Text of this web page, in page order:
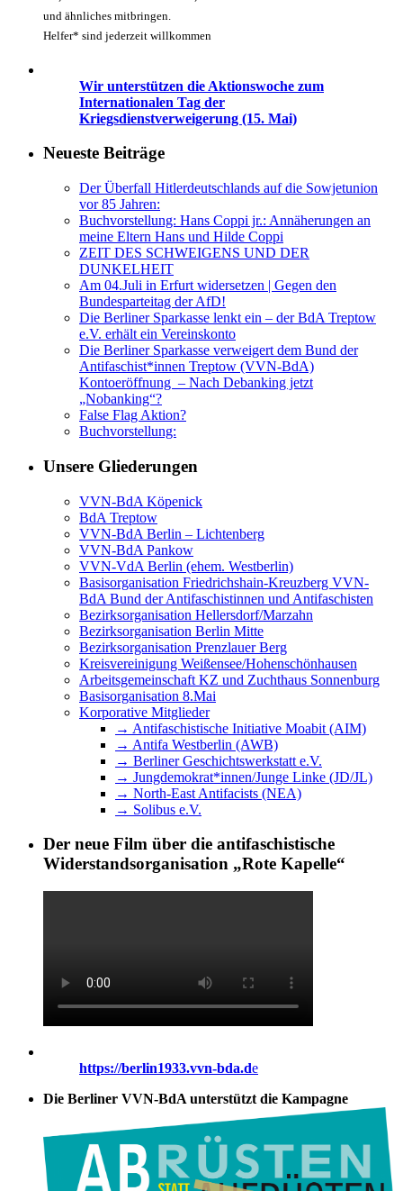
und ähnliches mitbringen.
Helfer* sind jederzeit willkommen
Wir unterstützen die Aktionswoche zum
Internationalen Tag der
Kriegsdienstverweigerung (15. Mai)
Neueste Beiträge
Der Überfall Hitlerdeutschlands auf die Sowjetunion
vor 85 Jahren:
Buchvorstellung: Hans Coppi jr.: Annäherungen an
meine Eltern Hans und Hilde Coppi
ZEIT DES SCHWEIGENS UND DER
DUNKELHEIT
Am 04.Juli in Erfurt widersetzen | Gegen den
Bundesparteitag der AfD!
Die Berliner Sparkasse lenkt ein – der BdA Treptow
e.V. erhält ein Vereinskonto
Die Berliner Sparkasse verweigert dem Bund der
Antifaschist*innen Treptow (VVN-BdA)
Kontoeröffnung – Nach Debanking jetzt
„Nobanking“?
False Flag Aktion?
Buchvorstellung:
Unsere Gliederungen
VVN-BdA Köpenick
BdA Treptow
VVN-BdA Berlin – Lichtenberg
VVN-BdA Pankow
VVN-VdA Berlin (ehem. Westberlin)
Basisorganisation Friedrichshain-Kreuzberg VVN-
BdA Bund der Antifaschistinnen und Antifaschisten
Bezirksorganisation Hellersdorf/Marzahn
Bezirksorganisation Berlin Mitte
Bezirksorganisation Prenzlauer Berg
Kreisvereinigung Weißensee/Hohenschönhausen
Arbeitsgemeinschaft KZ und Zuchthaus Sonnenburg
Basisorganisation 8.Mai
Korporative Mitglieder
→ Antifaschistische Initiative Moabit (AIM)
→ Antifa Westberlin (AWB)
→ Berliner Geschichtswerkstatt e.V.
→ Jungdemokrat*innen/Junge Linke (JD/JL)
→ North-East Antifacists (NEA)
→ Solibus e.V.
Der neue Film über die antifaschistische
Widerstandsorganisation „Rote Kapelle“
https://berlin1933.vvn-bda.de
Die Berliner VVN-BdA unterstützt die Kampagne